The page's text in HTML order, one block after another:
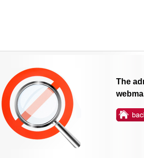
The